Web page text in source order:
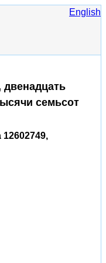
English
двенадцать
семьсот